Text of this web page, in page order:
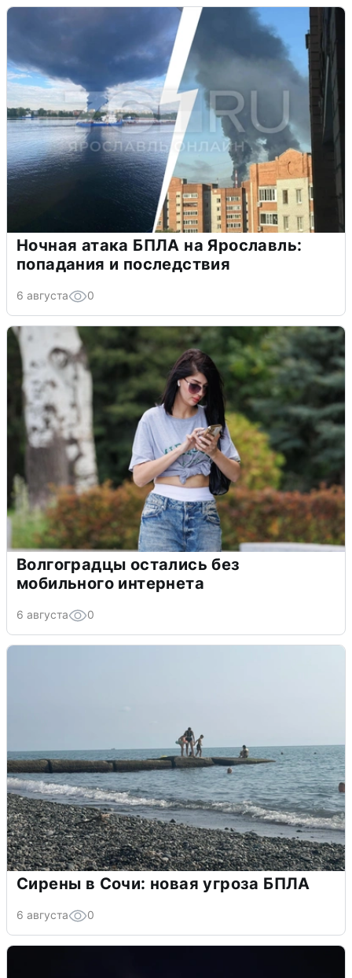
Ночная атака БПЛА на Ярославль:
попадания и последствия
6 августа 0
Волгоградцы остались без
мобильного интернета
6 августа 0
Сирены в Сочи: новая угроза БПЛА
6 августа 0